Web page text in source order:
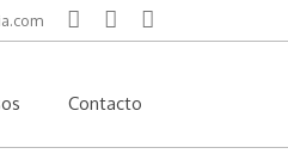
Contacto